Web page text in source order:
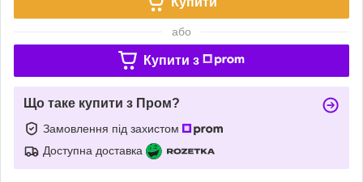
або
Купити з
Що таке купити з Пром?
Замовлення під захистом
Доступна доставка